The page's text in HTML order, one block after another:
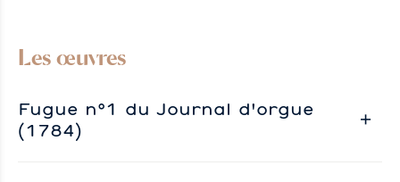
Les œuvres
Fugue n°1 du Journal d'orgue
(1784)